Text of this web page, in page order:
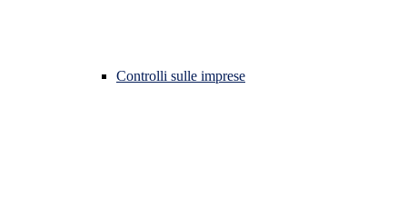
Controlli sulle imprese